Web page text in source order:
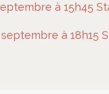
à 15h45
à 18h15